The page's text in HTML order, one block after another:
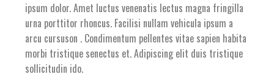
ipsum dolor. Amet luctus venenatis lectus magna fringilla
urna porttitor rhoncus. Facilisi nullam vehicula ipsum a
arcu cursuson . Condimentum pellentes vitae sapien habita
morbi tristique senectus et. Adipiscing elit duis tristique
sollicitudin ido.